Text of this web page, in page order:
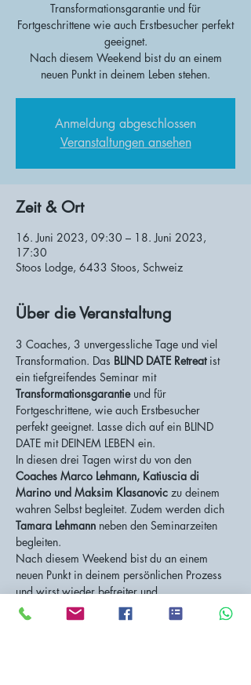
Transformationsgarantie und für
Fortgeschrittene wie auch Erstbesucher perfekt
geeignet.
Nach diesem Weekend bist du an einem
neuen Punkt in deinem Leben stehen.
Anmeldung abgeschlossen
Veranstaltungen ansehen
Zeit & Ort
16. Juni 2023, 09:30 – 18. Juni 2023,
17:30
Stoos Lodge, 6433 Stoos, Schweiz
Über die Veranstaltung
3 Coaches, 3 unvergessliche Tage und viel
Transformation. Das BLIND DATE Retreat ist
ein tiefgreifendes Seminar mit
Transformationsgarantie und für
Fortgeschrittene, wie auch Erstbesucher
perfekt geeignet. Lasse dich auf ein BLIND
DATE mit DEINEM LEBEN ein.
In diesen drei Tagen wirst du von den
Coaches Marco Lehmann, Katiuscia di
Marino und Maksim Klasanovic zu deinem
wahren Selbst begleitet. Zudem werden dich
Tamara Lehmann neben den Seminarzeiten
begleiten.
Nach diesem Weekend bist du an einem
neuen Punkt in deinem persönlichen Prozess
und wirst wieder befreiter und
selbstbewusster durchs Leben gehen können.
Datum & Ort